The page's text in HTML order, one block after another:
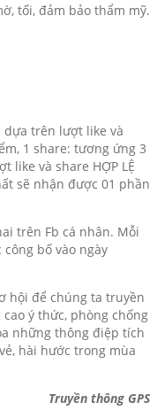
tối, đảm bảo thẩm mỹ.
dựa trên lượt like và
1 share: tương ứng 3
like và share HỢP LỆ
sẽ nhận được 01 phần
trên Fb cá nhân. Mỗi
bố vào ngày
hội để chúng ta truyền
ý thức, phòng chống
những thông điệp tích
hài hước trong mùa
Truyền thông GPS